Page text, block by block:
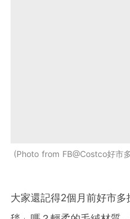
Photo from FB@Costco好市
大家還記得2個月前好市